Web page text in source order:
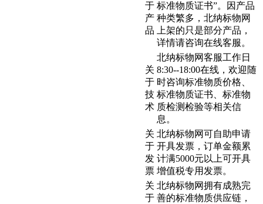
于
产
品
标准物质证书”。因产品
种类繁多，北纳标物网
上架的只是部分产品，
详情请咨询在线客服。
关
于
技
术
北纳标物网客服工作日
8:30--18:00在线，欢迎随
时咨询标准物质价格、
标准物质证书、标准物
质检测检验等相关信
息。
关
于
发
票
北纳标物网可自助申请
开具发票，订单金额累
计满5000元以上可开具
增值税专用发票。
关
于
北纳标物网拥有成熟完
善的标准物质供应链，